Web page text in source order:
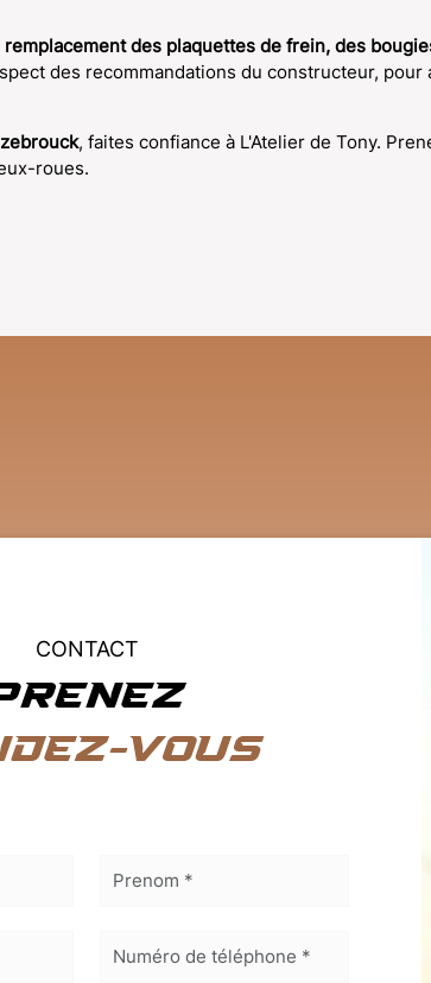
remplacement des plaquettes de frein, des
des recommandations du constructeur,
, faites confiance à L'Atelier de Tony.
roues.
CONTACT
VOUS